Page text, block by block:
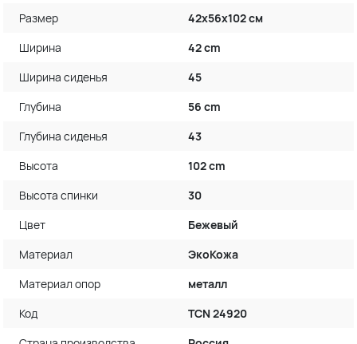
Размер
42х56х102 см
Ширина
42 cm
Ширина сиденья
45
Глубина
56 cm
Глубина сиденья
43
Высота
102 cm
Высота спинки
30
Цвет
Бежевый
Материал
ЭкоКожа
Материал опор
металл
Код
TCN 24920